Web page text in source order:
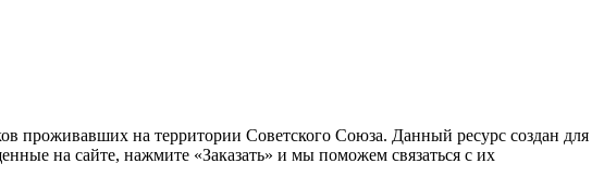
проживавших на территории Советского Союза. Данный ресурс создан для
на сайте, нажмите «Заказать» и мы поможем связаться с их